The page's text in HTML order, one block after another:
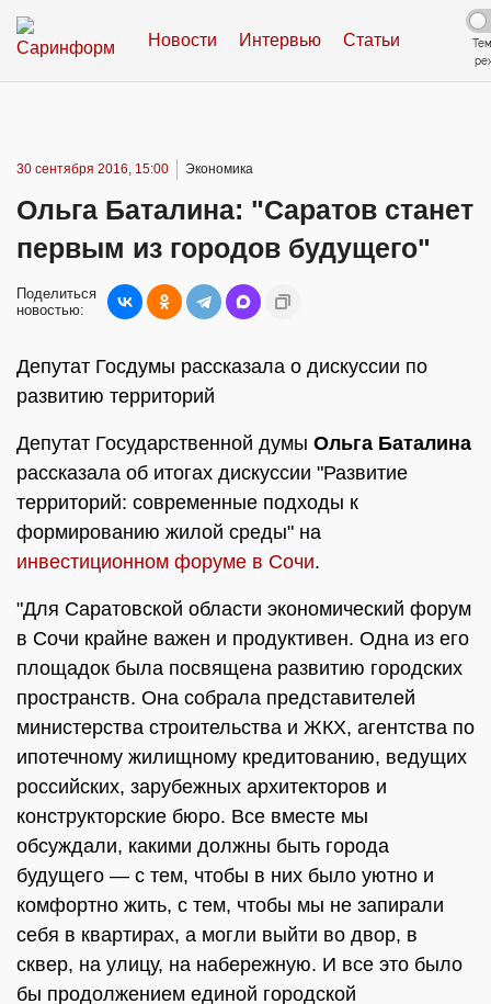
Новости Интервью Статьи
30 сентября 2016, 15:00 Экономика
Ольга Баталина: "Саратов станет
первым из городов будущего"
Поделиться
новостью:
Депутат Госдумы рассказала о дискуссии по
развитию территорий
Депутат Государственной думы Ольга Баталина
рассказала об итогах дискуссии "Развитие
территорий: современные подходы к
формированию жилой среды" на
инвестиционном форуме в Сочи.
"Для Саратовской области экономический форум
в Сочи крайне важен и продуктивен. Одна из его
площадок была посвящена развитию городских
пространств. Она собрала представителей
министерства строительства и ЖКХ, агентства по
ипотечному жилищному кредитованию, ведущих
российских, зарубежных архитекторов и
конструкторские бюро. Все вместе мы
обсуждали, какими должны быть города
будущего — с тем, чтобы в них было уютно и
комфортно жить, с тем, чтобы мы не запирали
себя в квартирах, а могли выйти во двор, в
сквер, на улицу, на набережную. И все это было
бы продолжением единой городской